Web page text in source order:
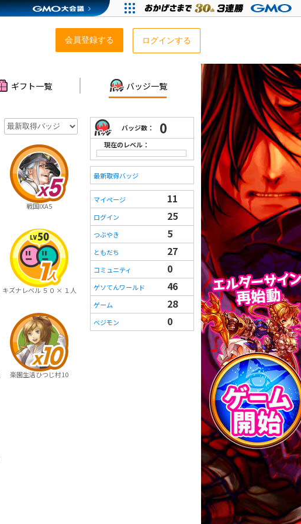
会員登録する ログインする
ギフト一覧 バッジ一覧
戦国IXA5
キズナレベル ５０ × １人
楽園生活ひつじ村10
バッジ数： 0
現在のレベル：
最新取得バッジ
マイページ 11
ログイン 25
つぶやき 5
ともだち 27
コミュニティ 0
ゲソてんワールド 46
ゲーム 28
ベジモン 0